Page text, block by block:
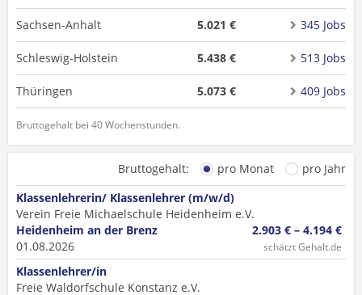
Sachsen-Anhalt 5.021 € 345 Jobs
Schleswig-Holstein 5.438 € 513 Jobs
Thüringen 5.073 € 409 Jobs
Bruttogehalt bei 40 Wochenstunden.
Bruttogehalt: pro Monat
pro Jahr
Klassenlehrerin/ Klassenlehrer (m/w/d)
Verein Freie Michaelschule Heidenheim e.V.
Heidenheim an der Brenz
01.08.2026
2.903 € – 4.194 €
schätzt Gehalt.de
Klassenlehrer/in
Freie Waldorfschule Konstanz e.V.